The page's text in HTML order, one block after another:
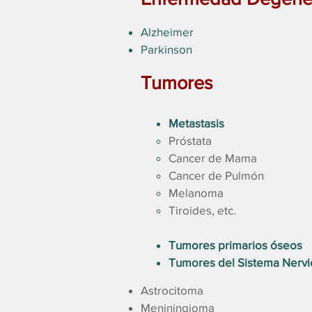
Alzheimer
Parkinson
Tumores
Metastasis
Próstata
Cancer de Mama
Cancer de Pulmón
Melanoma
Tiroides, etc.
Tumores primarios óseos
Tumores del Sistema
Astrocitoma​
Meniningioma